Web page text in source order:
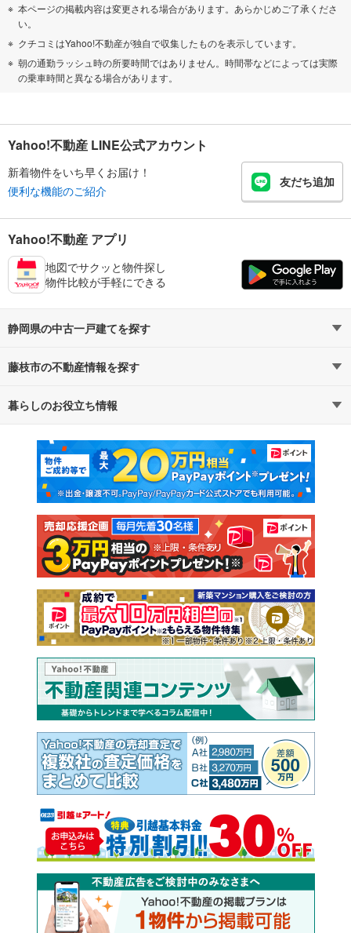
本ページの掲載内容は変更される場合があります。あらかじめご了承くださ
い。
クチコミはYahoo!不動産が独自で収集したものを表示しています。
朝の通勤ラッシュ時の所要時間ではありません。時間帯などによっては実際
の乗車時間と異なる場合があります。
Yahoo!不動産 LINE公式アカウント
新着物件をいち早くお届け！
便利な機能のご紹介
友だち追加
Yahoo!不動産 アプリ
地図でサクッと物件探し
物件比較が手軽にできる
静岡県の中古一戸建てを探す
路線・駅から探す
通勤・通学時間から探す
藤枝市の不動産情報を探す
不動産・住宅
新築マンション 中古マンション
新築一戸建て 中古一戸建て
注文住宅 土地
売却査定
暮らしのお役立ち情報
マンションカタログ 教えて！住まいの先生